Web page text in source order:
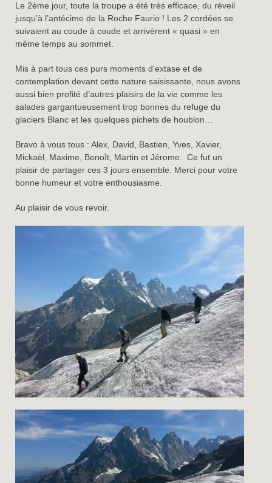
Le 2ème jour, toute la troupe a été très efficace, du réveil
jusqu’à l’antécime de la Roche Faurio ! Les 2 cordées se
suivaient au coude à coude et arrivèrent « quasi » en
même temps au sommet.
Mis à part tous ces purs moments d’extase et de
contemplation devant cette nature saisissante, nous avons
aussi bien profité d’autres plaisirs de la vie comme les
salades gargantueusement trop bonnes du refuge du
glaciers Blanc et les quelques pichets de houblon…
Bravo à vous tous : Alex, David, Bastien, Yves, Xavier,
Mickaël, Maxime, Benoît, Martin et Jérome. Ce fut un
plaisir de partager ces 3 jours ensemble. Merci pour votre
bonne humeur et votre enthousiasme.
Au plaisir de vous revoir.